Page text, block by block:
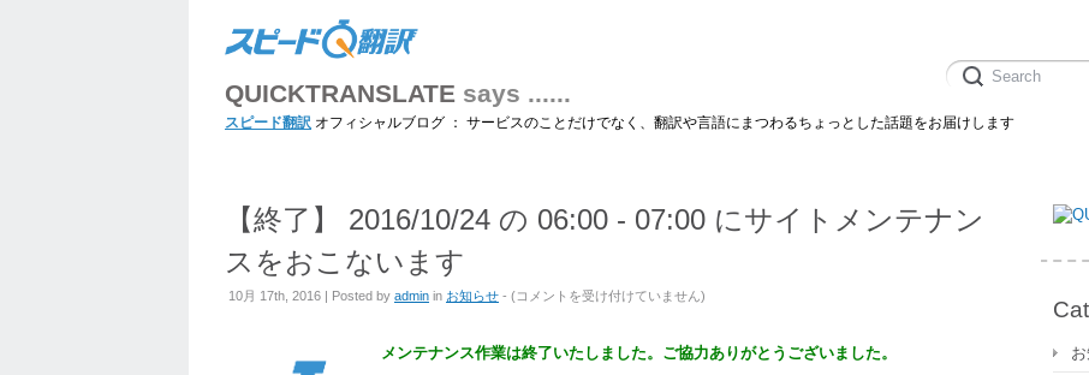
QUICKTRANSLATE says ......
スピード翻訳 オフィシャルブログ ： サービスのことだけでなく、翻訳や言語にまつわるちょっとした話題をお届けします
【終了】 2016/10/24 の 06:00 - 07:00 にサイトメンテナン
スをおこないます
10月 17th, 2016 | Posted by admin in お知らせ - (【終
2016/10/24
コメントを受け付けていません)
メンテナンス作業は終了いたしました。ご協力ありがとうございました。